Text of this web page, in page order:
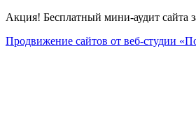
Акция! Бесплатный мини-аудит сайта
Продвижение сайтов от веб-студии